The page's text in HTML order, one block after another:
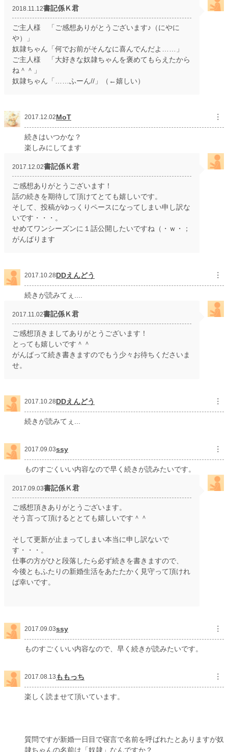
2018.11.12書記係Ｋ君
ご主人様 「ご感想ありがとうございます♪（にやに
や）」
奴隷ちゃん「何でお前がそんなに喜んでんだよ……」
ご主人様 「大好きな奴隷ちゃんを褒めてもらえたから
ね＾＾」
奴隷ちゃん「……ふーん//」（←嬉しい）
2017.12.02MoT ︙
続きはいつかな？
楽しみにしてます
2017.12.02書記係Ｋ君
ご感想ありがとうございます！
話の続きを期待して頂けてとても嬉しいです。
そして、投稿がゆっくりペースになってしまい申し訳な
いです・・・。
せめてワンシーズンに１話公開したいですね（・ｗ・；
がんばります
2017.10.28DDえんどう ︙
続きが読みてぇ....
2017.11.02書記係Ｋ君
ご感想頂きましてありがとうございます！
とっても嬉しいです＾＾
がんばって続き書きますのでもう少々お待ちくださいま
せ。
2017.10.28DDえんどう ︙
続きが読みてぇ...
2017.09.03ssy ︙
ものすごくいい内容なので早く続きが読みたいです。
2017.09.03書記係Ｋ君
ご感想頂きありがとうございます。
そう言って頂けるととても嬉しいです＾＾
そして更新が止まってしまい本当に申し訳ないで
す・・・。
仕事の方がひと段落したら必ず続きを書きますので、
今後ともふたりの新婚生活をあたたかく見守って頂けれ
ば幸いです。
2017.09.03ssy ︙
ものすごくいい内容なので、早く続きが読みたいです。
2017.08.13 ももっち ︙
楽しく読ませて頂いています。
質問ですが新婚一日目で寝言で名前を呼ばれたとありますが奴
隷ちゃんの名前は「奴隷」なんですか？